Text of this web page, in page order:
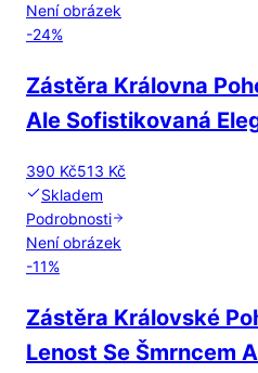
Není obrázek
-24%
Zástěra Královna
Ale Sofistikovaná
390 Kč513 Kč
Skladem
Podrobnosti
Není obrázek
-11%
Zástěra Královské
Lenost Se Šmrncem A